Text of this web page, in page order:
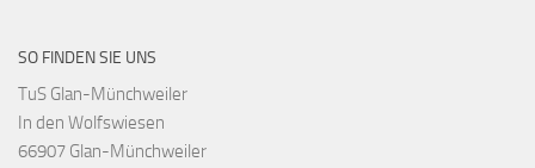
SO FINDEN SIE UNS
TuS Glan-Münchweiler
In den Wolfswiesen
66907 Glan-Münchweiler